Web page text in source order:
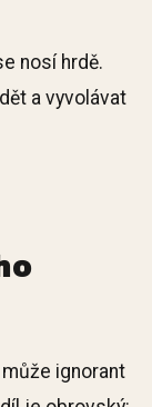
nosí hrdě.
a vyvolávat
ignorant